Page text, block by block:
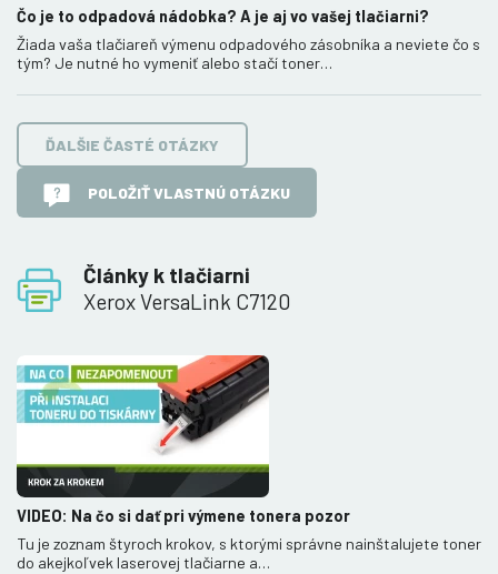
Články k tlačiarni
Xerox VersaLink C7120
Čo je to odpadová nádobka? A je aj vo vašej tlačiarni?
Žiada vaša tlačiareň výmenu odpadového zásobníka a neviete čo s
tým? Je nutné ho vymeniť alebo stačí toner…
ĎALŠIE ČASTÉ OTÁZKY
POLOŽIŤ VLASTNÚ OTÁZKU
VIDEO: Na čo si dať pri výmene tonera pozor
Tu je zoznam štyroch krokov, s ktorými správne nainštalujete toner
do akejkoľvek laserovej tlačiarne a…